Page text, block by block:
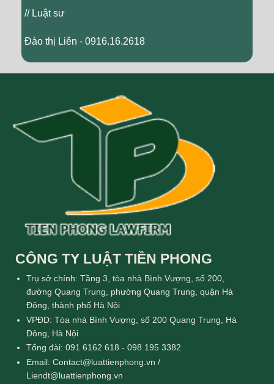
// Luật sư
Đào thị Liên - 0916.16.2618
CÔNG TY LUẬT TIỀN PHONG
Trụ sở chính: Tầng 3, tòa nhà Bình Vượng, số 200,
đường Quang Trung, phường Quang Trung, quận Hà
Đông, thành phố Hà Nội
VPĐD: Tòa nhà Bình Vượng, số 200 Quang Trung, Hà
Đông, Hà Nội
Tổng đài: 091 6162 618 - 098 195 3382
Email: Contact@luattienphong.vn /
Liendt@luattienphong.vn